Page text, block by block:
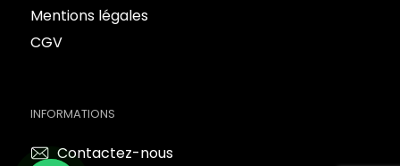
Mentions légales
CGV
INFORMATIONS
Contactez-nous